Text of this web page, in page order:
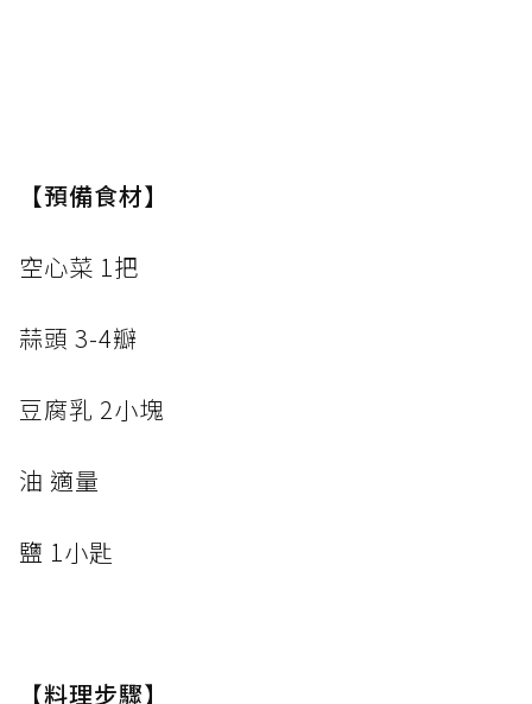
【預備食材】
空心菜 1把
蒜頭 3-4瓣
豆腐乳 2小塊
油 適量
鹽 1小匙
【料理步驟】